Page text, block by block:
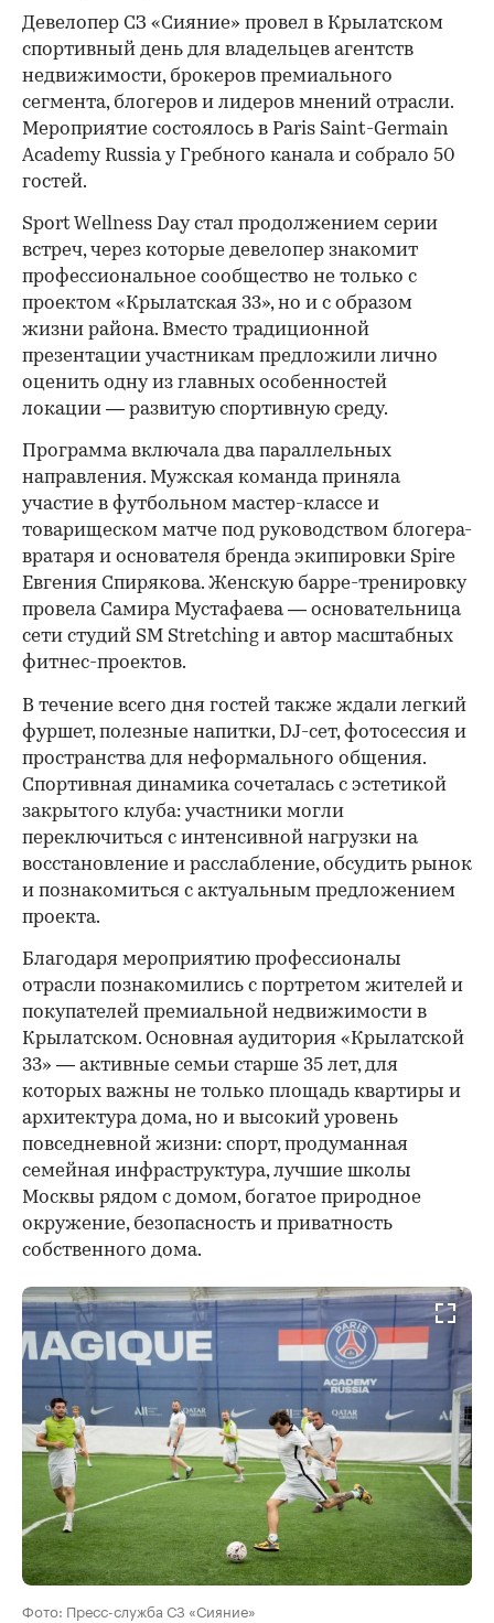
Девелопер СЗ «Сияние» провел в Крылатском
спортивный день для владельцев агентств
недвижимости, брокеров премиального
сегмента, блогеров и лидеров мнений отрасли.
Мероприятие состоялось в Paris Saint-Germain
Academy Russia у Гребного канала и собрало 50
гостей.
Sport Wellness Day стал продолжением серии
встреч, через которые девелопер знакомит
профессиональное сообщество не только с
проектом «Крылатская 33», но и с образом
жизни района. Вместо традиционной
презентации участникам предложили лично
оценить одну из главных особенностей
локации — развитую спортивную среду.
Программа включала два параллельных
направления. Мужская команда приняла
участие в футбольном мастер-классе и
товарищеском матче под руководством блогера-
вратаря и основателя бренда экипировки Spire
Евгения Спирякова. Женскую барре-тренировку
провела Самира Мустафаева — основательница
сети студий SM Stretching и автор масштабных
фитнес-проектов.
В течение всего дня гостей также ждали легкий
фуршет, полезные напитки, DJ-сет, фотосессия и
пространства для неформального общения.
Спортивная динамика сочеталась с эстетикой
закрытого клуба: участники могли
переключиться с интенсивной нагрузки на
восстановление и расслабление, обсудить рынок
и познакомиться с актуальным предложением
проекта.
Благодаря мероприятию профессионалы
отрасли познакомились с портретом жителей и
покупателей премиальной недвижимости в
Крылатском. Основная аудитория «Крылатской
33» — активные семьи старше 35 лет, для
которых важны не только площадь квартиры и
архитектура дома, но и высокий уровень
повседневной жизни: спорт, продуманная
семейная инфраструктура, лучшие школы
Москвы рядом с домом, богатое природное
окружение, безопасность и приватность
собственного дома.
Фото: Пресс-служба СЗ «Сияние»